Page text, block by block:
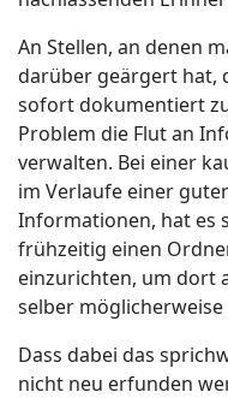
An Stellen, an denen
darüber geärgert hat,
sofort dokumentiert
Problem die Flut an
verwalten. Bei einer
im Verlaufe einer
Informationen, hat es
frühzeitig einen
einzurichten, um dort
selber
Dass dabei das
nicht neu erfunden